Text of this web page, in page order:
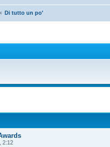
Di tutto un po'
2:12